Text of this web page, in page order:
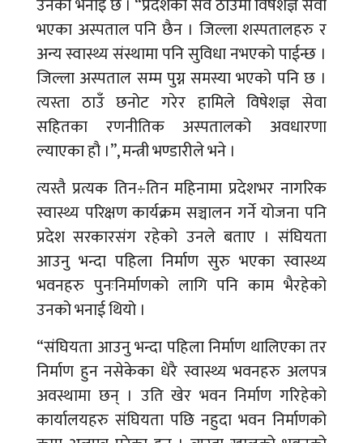
भएका अस्पताल पनि छैन । जिल्ला शस्पतालहरु र
अन्य स्वास्थ्य संस्थामा पनि सुविधा नभएको पाईन्छ ।
जिल्ला अस्पताल सम्म पुग्न समस्या भएको पनि छ ।
त्यस्ता ठाउँ छनोट गरेर हामिले विषेशज्ञ सेवा
सहितका रणनीतिक अस्पतालको अवधारणा
ल्याएका हौ ।”, मन्त्री भण्डारीले भने ।
त्यस्तै प्रत्यक तिन÷तिन महिनामा प्रदेशभर नागरिक
स्वास्थ्य परिक्षण कार्यक्रम सञ्चालन गर्ने योजना पनि
प्रदेश सरकारसंग रहेको उनले बताए । संघियता
आउनु भन्दा पहिला निर्माण सुरु भएका स्वास्थ्य
भवनहरु पुनःनिर्माणको लागि पनि काम भैरहेको
उनको भनाई थियो ।
“संघियता आउनु भन्दा पहिला निर्माण थालिएका तर
निर्माण हुन नसेकेका धेरै स्वास्थ्य भवनहरु अलपत्र
अवस्थामा छन् । उति खेर भवन निर्माण गरिहेको
कार्यालयहरु संघियता पछि नहुदा भवन निर्माणको